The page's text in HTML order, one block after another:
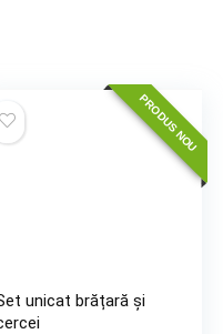
PRODUS NOU
unicat brățară și